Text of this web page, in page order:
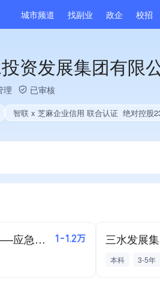
城市频道 找副业 政企 校招
资发展集团有限
理 已审核
智联 x 芝麻企业信用 联合认证 绝对控股23家
三水发展集团下属企业——应急管理岗 1-1.2万
本科 3-5年